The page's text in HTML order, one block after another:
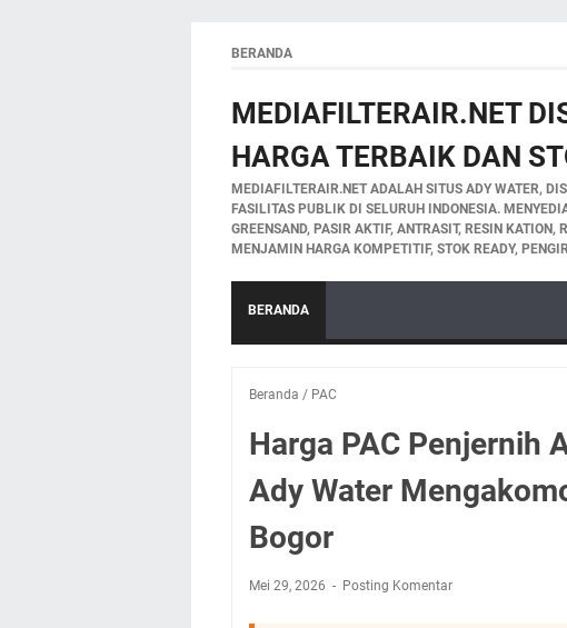
BERANDA
MEDIAFILTERAIR.NET
HARGA TERBAIK DAN
MEDIAFILTERAIR.NET ADALAH SITUS ADY WATER,
FASILITAS PUBLIK DI SELURUH INDONESIA.
GREENSAND, PASIR AKTIF, ANTRASIT, RESIN
MENJAMIN HARGA KOMPETITIF, STOK READY,
BERANDA
Beranda / PAC
Harga PAC Penjernih
Ady Water
Bogor
Mei 29, 2026 Posting Komentar